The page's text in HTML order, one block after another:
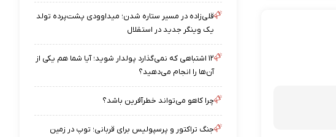
قلی‌زاده در مسیر ستاره شدن؛ میداوودی پشت‌پرده تولد
یک وینگر جدید در استقلال
۱۲ اشتباهی که نمی‌گذارد پولدار شوید؛ آیا شما هم یکی از
آن‌ها را انجام می‌دهید؟
چرا کاهو می‌تواند خطرآفرین باشد؟
جنگ تراکتور و پرسپولیس برای قربانی؛ توپ در زمین